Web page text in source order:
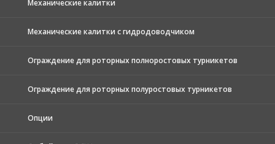
Механические калитки
Механические калитки с гидродоводчиком
Ограждение для роторных полноростовых турникетов
Ограждение для роторных полуростовых турникетов
Опции